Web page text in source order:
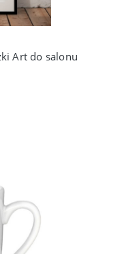
Art do salonu